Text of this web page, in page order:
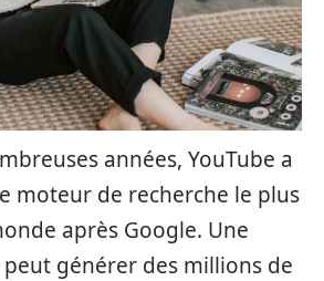
années, YouTube a
moteur de recherche le plus
après Google. Une
peut générer des millions de